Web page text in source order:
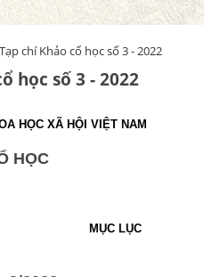
chí Khảo cổ học số 3 - 2022
học số 3 - 2022
HỌC XÃ HỘI VIỆT NAM
HỌC
MỤC LỤC